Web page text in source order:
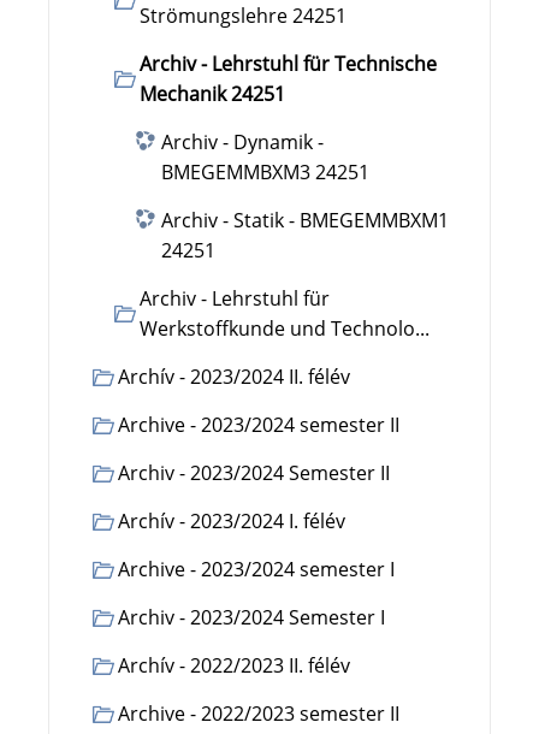
Strömungslehre 24251
Archiv - Lehrstuhl für Technische
Mechanik 24251
Archiv - Dynamik -
BMEGEMMBXM3 24251
Archiv - Statik - BMEGEMMBXM1
24251
Archiv - Lehrstuhl für
Werkstoffkunde und Technolo...
Archív - 2023/2024 II. félév
Archive - 2023/2024 semester II
Archiv - 2023/2024 Semester II
Archív - 2023/2024 I. félév
Archive - 2023/2024 semester I
Archiv - 2023/2024 Semester I
Archív - 2022/2023 II. félév
Archive - 2022/2023 semester II